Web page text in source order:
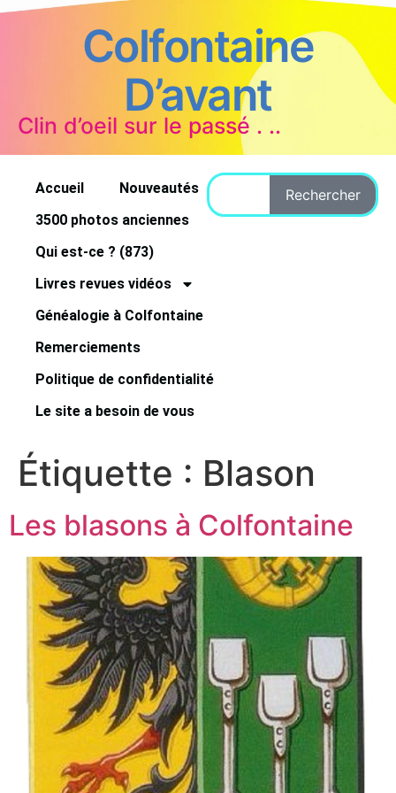
Colfontaine
D’avant
Clin d’oeil sur le passé . ..
Accueil
Nouveautés
3500 photos anciennes
Qui est-ce ? (873)
Livres revues vidéos
Généalogie à Colfontaine
Remerciements
Politique de confidentialité
Le site a besoin de vous
Rechercher
Étiquette : Blason
Les blasons à Colfontaine